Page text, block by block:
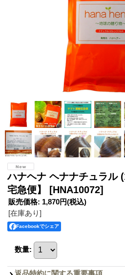
ハナヘナ ヘナナチュラル
宅急便】 [HNA10072]
販売価格: 1,870円(税込)
[在庫あり]
Facebookでシェア
数量:
返品特約に関する重要事項